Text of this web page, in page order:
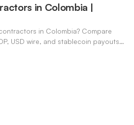
in Colombia |
in Colombia? Compare
USD wire, and stablecoin payouts.